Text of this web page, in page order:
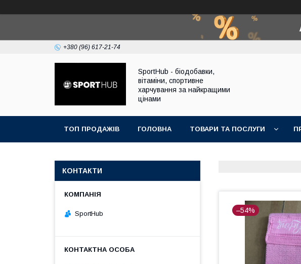
+380 (96) 617-21-74
SportHub - біодобавки,
вітаміни, спортивне
харчування за найкращими
цінами
ТОП ПРОДАЖІВ ГОЛОВНА ТОВАРИ ТА ПОСЛУГИ
–54%
КОНТАКТИ
SportHub